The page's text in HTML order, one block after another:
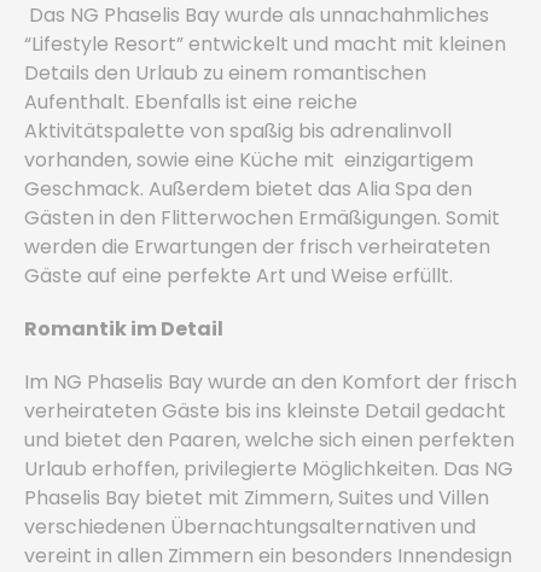
Das NG Phaselis Bay wurde als unnachahmliches
“Lifestyle Resort” entwickelt und macht mit kleinen
Details den Urlaub zu einem romantischen
Aufenthalt. Ebenfalls ist eine reiche
Aktivitätspalette von spaßig bis adrenalinvoll
vorhanden, sowie eine Küche mit einzigartigem
Geschmack. Außerdem bietet das Alia Spa den
Gästen in den Flitterwochen Ermäßigungen. Somit
werden die Erwartungen der frisch verheirateten
Gäste auf eine perfekte Art und Weise erfüllt.
Romantik im Detail
Im NG Phaselis Bay wurde an den Komfort der frisch
verheirateten Gäste bis ins kleinste Detail gedacht
und bietet den Paaren, welche sich einen perfekten
Urlaub erhoffen, privilegierte Möglichkeiten. Das NG
Phaselis Bay bietet mit Zimmern, Suites und Villen
verschiedenen Übernachtungsalternativen und
vereint in allen Zimmern ein besonders Innendesign